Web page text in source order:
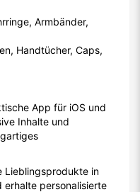
Armbänder,
Handtücher, Caps,
App für iOS und
Inhalte und
Lieblingsprodukte in
erhalte personalisierte